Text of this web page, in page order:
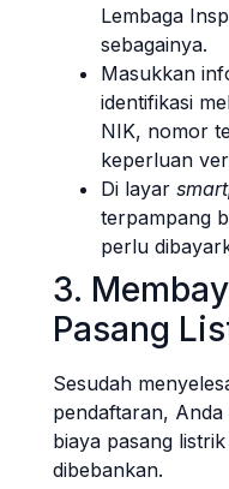
Lembaga
sebagainya.
Masukkan
identifikasi
NIK, nomor
keperluan
Di layar
terpampang
perlu
3.
Pasang
Sesudah
pendaftaran,
biaya pasang
dibebankan.